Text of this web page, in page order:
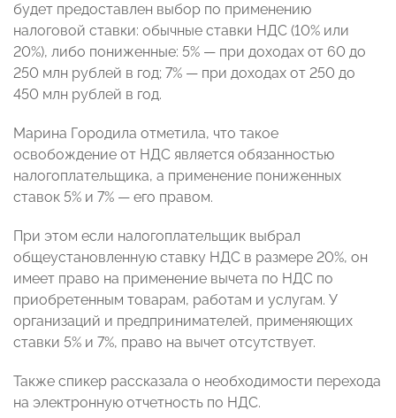
будет предоставлен выбор по применению
налоговой ставки: обычные ставки НДС (10% или
20%), либо пониженные: 5% — при доходах от 60 до
250 млн рублей в год; 7% — при доходах от 250 до
450 млн рублей в год.
Марина Городила отметила, что такое
освобождение от НДС является обязанностью
налогоплательщика, а применение пониженных
ставок 5% и 7% — его правом.
При этом если налогоплательщик выбрал
общеустановленную ставку НДС в размере 20%, он
имеет право на применение вычета по НДС по
приобретенным товарам, работам и услугам. У
организаций и предпринимателей, применяющих
ставки 5% и 7%, право на вычет отсутствует.
Также спикер рассказала о необходимости перехода
на электронную отчетность по НДС.